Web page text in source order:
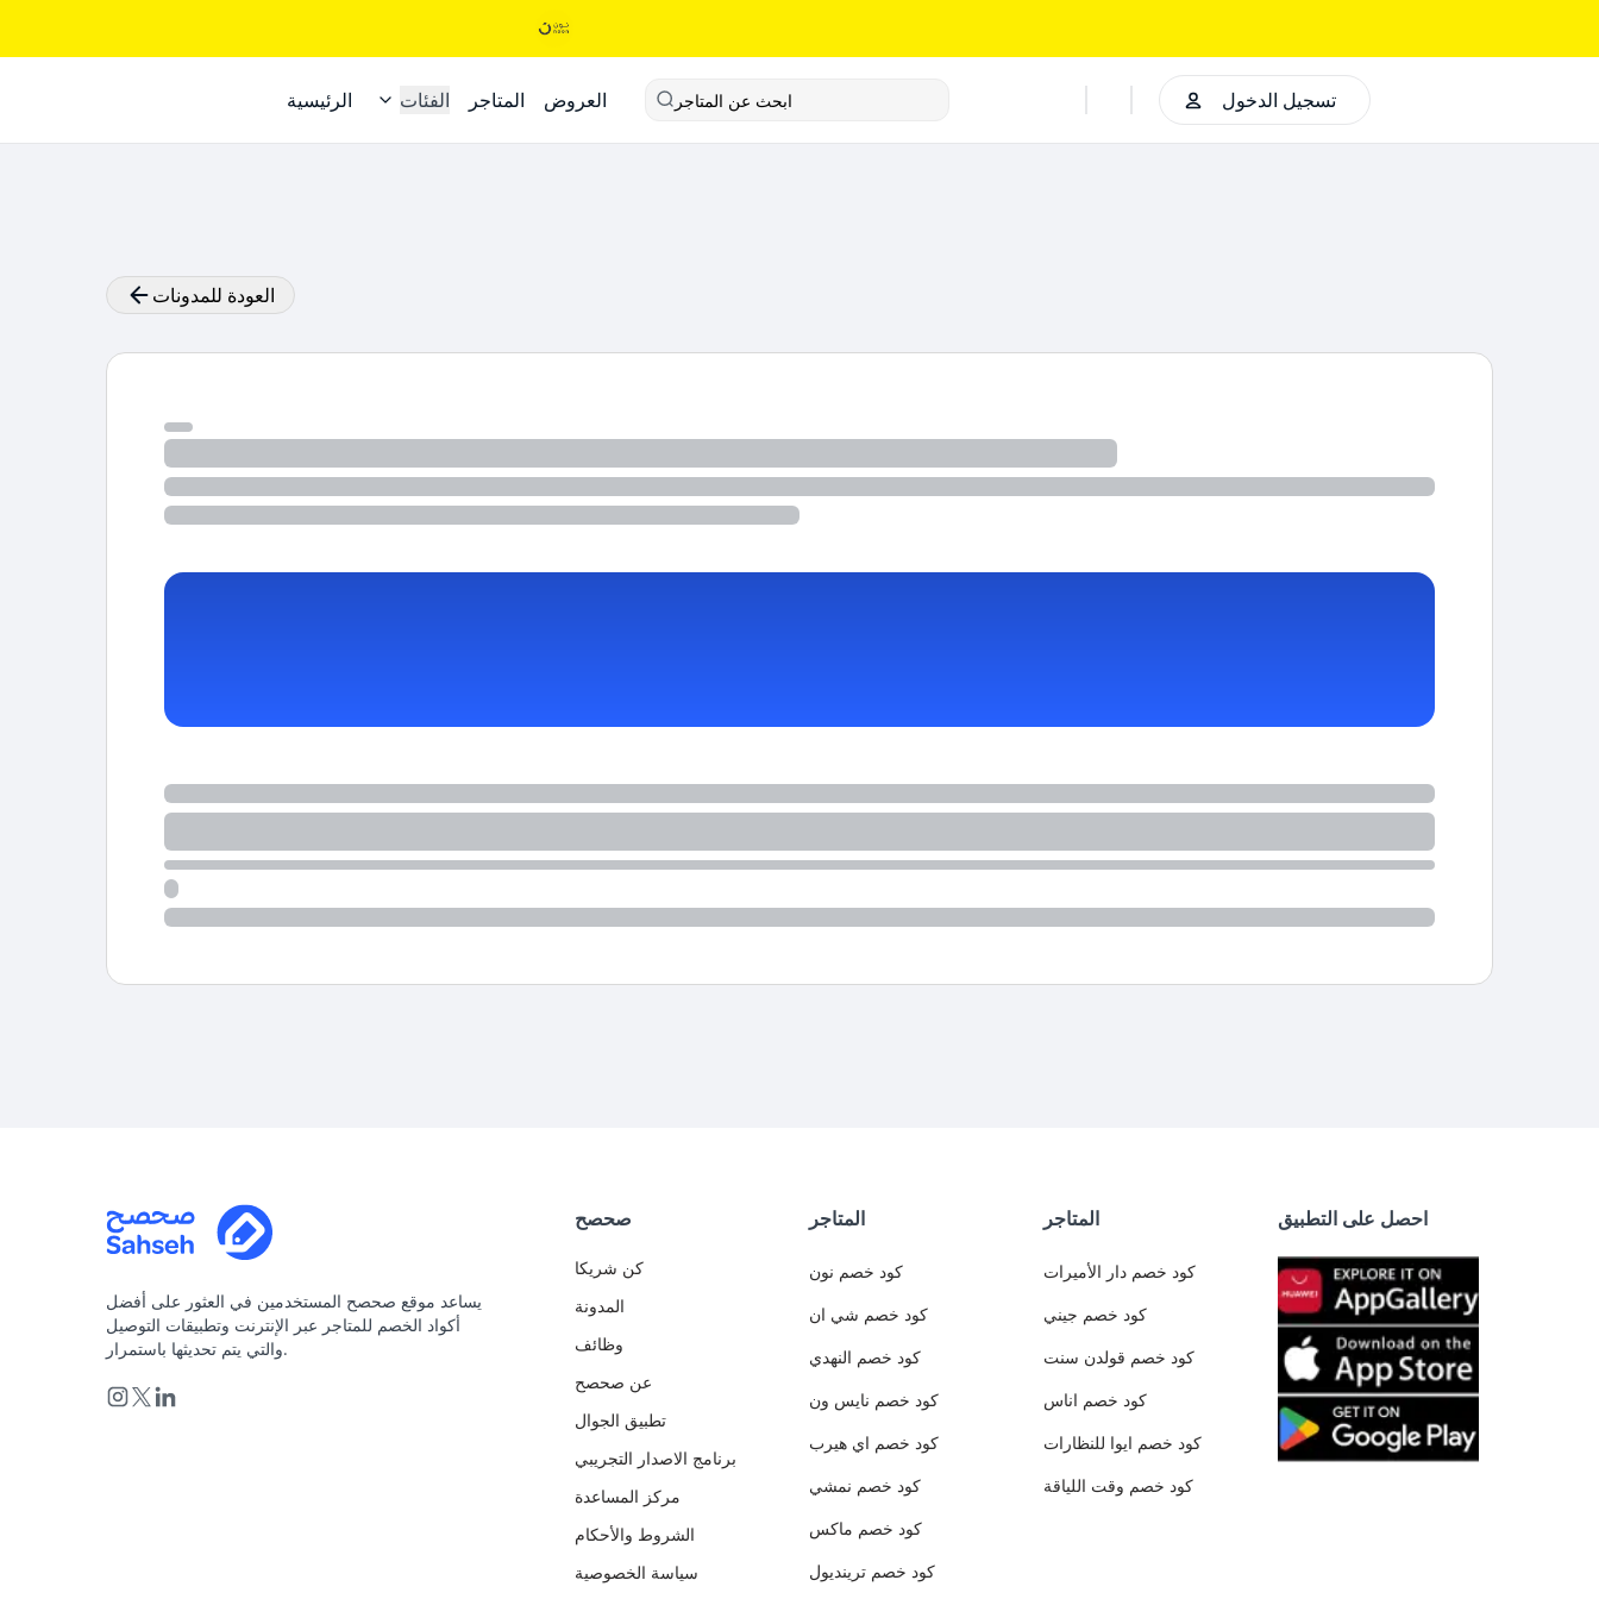
الرئيسية الفئات المتاجر العروض ابحث عن المتاجر تسجيل الدخول
العودة للمدونات
يساعد موقع صحصح المستخدمين في العثور على أفضل
أكواد الخصم للمتاجر عبر الإنترنت وتطبيقات التوصيل
والتي يتم تحديثها باستمرار.
صحصح
كن شريكا
المدونة
وظائف
عن صحصح
تطبيق الجوال
برنامج الاصدار التجريبي
مركز المساعدة
الشروط والأحكام
سياسة الخصوصية
المتاجر
كود خصم نون
كود خصم شي ان
كود خصم النهدي
كود خصم نايس ون
كود خصم اي هيرب
كود خصم نمشي
كود خصم ماكس
كود خصم ترينديول
المتاجر
كود خصم دار الأميرات
كود خصم جيني
كود خصم قولدن سنت
كود خصم اناس
كود خصم ايوا للنظارات
كود خصم وقت اللياقة
احصل على التطبيق